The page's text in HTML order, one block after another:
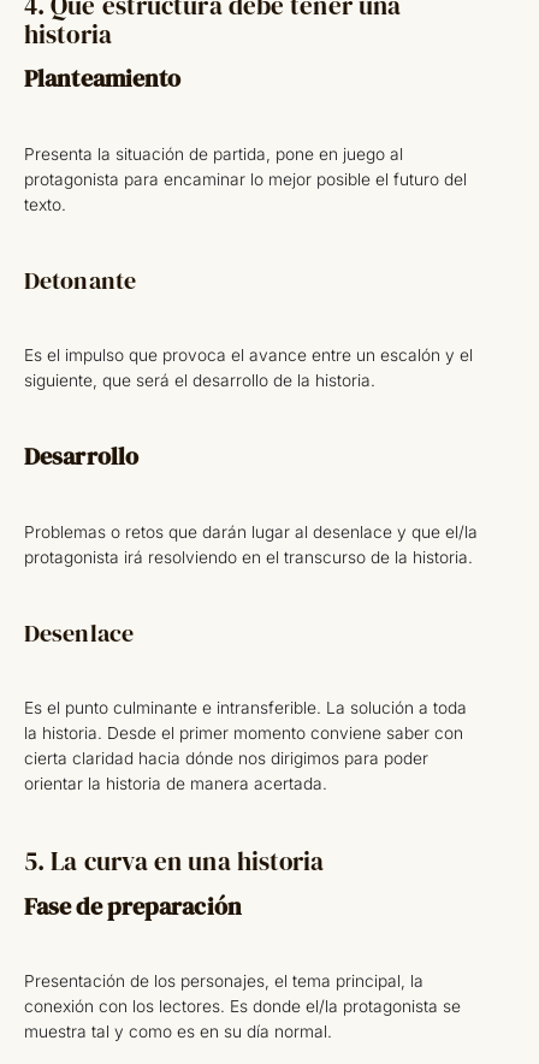
historia
Planteamiento
Presenta la situación de partida, pone en juego al
protagonista para encaminar lo mejor posible el futuro del
texto.
Detonante
Es el impulso que provoca el avance entre un escalón y el
siguiente, que será el desarrollo de la historia.
Desarrollo
Problemas o retos que darán lugar al desenlace y que el/la
protagonista irá resolviendo en el transcurso de la historia.
Desenlace
Es el punto culminante e intransferible. La solución a toda
la historia. Desde el primer momento conviene saber con
cierta claridad hacia dónde nos dirigimos para poder
orientar la historia de manera acertada.
5. La curva en una historia
Fase de preparación
Presentación de los personajes, el tema principal, la
conexión con los lectores. Es donde el/la protagonista se
muestra tal y como es en su día normal.